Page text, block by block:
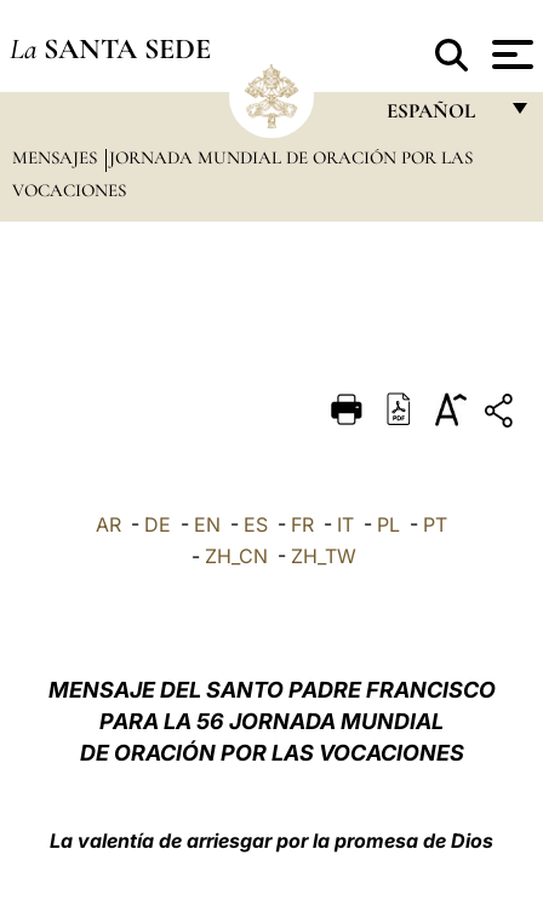
La SANTA SEDE
ESPAÑOL
FRANÇAIS
DEUTSCH
中文
MENSAJES
JORNADA MUNDIAL DE ORACIÓN POR LAS
VOCACIONES
AR - DE - EN - ES - FR - IT - PL - PT
- ZH_CN - ZH_TW
MENSAJE DEL SANTO PADRE FRANCISCO
PARA LA 56 JORNADA MUNDIAL
DE ORACIÓN POR LAS VOCACIONES
La valentía de arriesgar por la promesa de Dios